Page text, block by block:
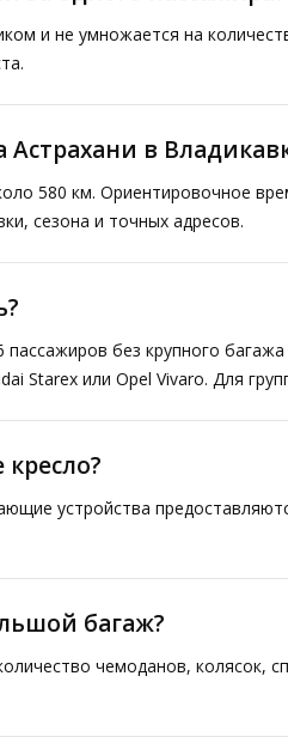
и не умножается на
Астрахани в
580 км. Ориентировочное
сезона и точных адресов.
без крупного
Starex или Opel Vivaro. Для
устройства
багаж?
чемоданов, колясок,